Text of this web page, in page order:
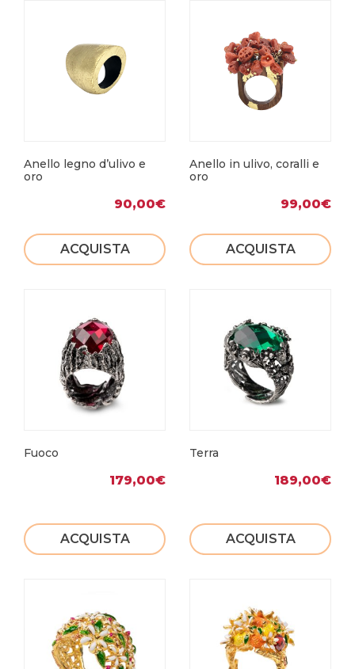
Anello legno d’ulivo e
oro
90,00€
ACQUISTA
Anello in ulivo, coralli e
oro
99,00€
ACQUISTA
Fuoco
179,00€
ACQUISTA
Terra
189,00€
ACQUISTA